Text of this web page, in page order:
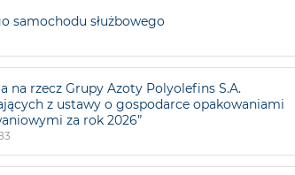
samochodu służbowego
na rzecz Grupy Azoty Polyolefins S.A.
z ustawy o gospodarce opakowaniami
za rok 2026”